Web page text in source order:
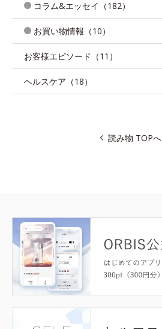
コラム&エッセイ（182）
お買い物情報（10）
お客様エピソード（11）
ヘルスケア（18）
読み物 TOPへ